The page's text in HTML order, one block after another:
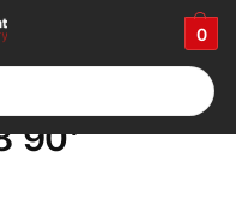
0
90'